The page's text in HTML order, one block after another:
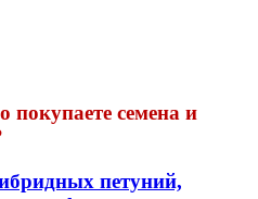
покупаете семена и
петуний,